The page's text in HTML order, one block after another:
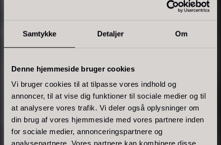
Samtykke Detaljer Om
Denne hjemmeside bruger cookies
Vi bruger cookies til at tilpasse vores indhold og
annoncer, til at vise dig funktioner til sociale medier og til
at analysere vores trafik. Vi deler også oplysninger om
din brug af vores hjemmeside med vores partnere inden
for sociale medier, annonceringspartnere og
analysepartnere. Vores partnere kan kombinere disse
Foie gras de canard - Terrine
- Original
Fra450,00 kr.
Sao Palme 75%
Fra 178,00 kr.